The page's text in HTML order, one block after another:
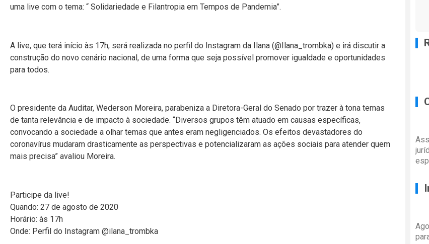
uma live com o tema: “ Solidariedade e Filantropia em Tempos de Pandemia”.
A live, que terá início às 17h, será realizada no perfil do Instagram da Ilana (@Ilana_trombka) e irá discutir a
construção do novo cenário nacional, de uma forma que seja possível promover igualdade e oportunidades
para todos.
O presidente da Auditar, Wederson Moreira, parabeniza a Diretora-Geral do Senado por trazer à tona temas
de tanta relevância e de impacto à sociedade. “Diversos grupos têm atuado em causas específicas,
convocando a sociedade a olhar temas que antes eram negligenciados. Os efeitos devastadores do
coronavírus mudaram drasticamente as perspectivas e potencializaram as ações sociais para atender quem
mais precisa” avaliou Moreira.
Participe da live!
Quando: 27 de agosto de 2020
Horário: às 17h
Onde: Perfil do Instagram @ilana_trombka